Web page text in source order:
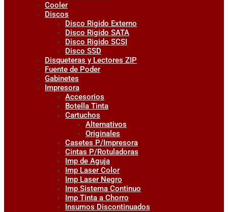
Cooler
Discos
Disco Rigido Externo
Disco Rigido SATA
Disco Rigido SCSI
Disco SSD
Disqueteras y Lectores ZIP
Fuente de Poder
Gabinetes
Impresora
Accesorios
Botella Tinta
Cartuchos
Alternativos
Originales
Casetes P/Impresora
Cintas P/Rotuladoras
Imp de Aguja
Imp Laser Color
Imp Laser Negro
Imp Sistema Continuo
Imp Tinta a Chorro
Insumos Discontinuados